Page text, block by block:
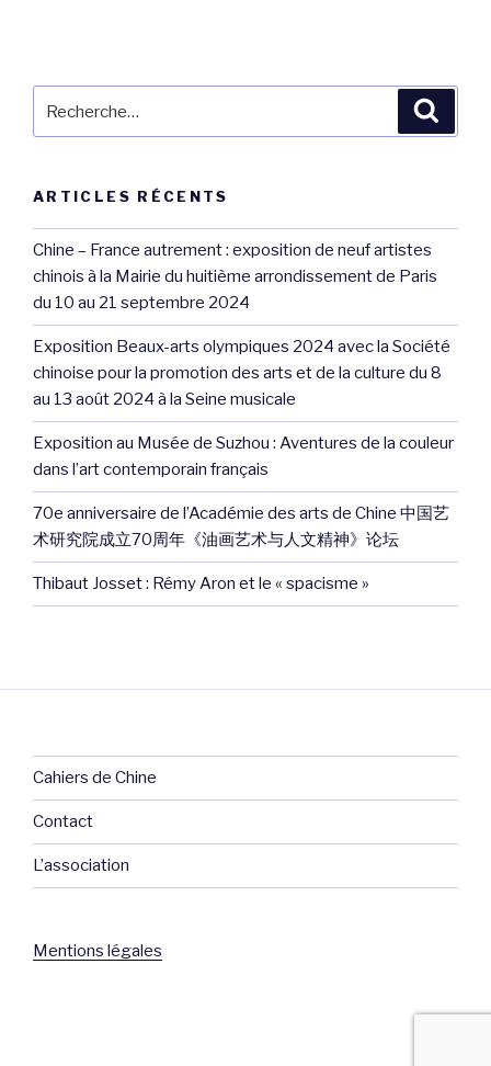
pour
ARTICLES RÉCENTS
Chine – France autrement : exposition de neuf artistes
chinois à la Mairie du huitième arrondissement de Paris
du 10 au 21 septembre 2024
Exposition Beaux-arts olympiques 2024 avec la Société
chinoise pour la promotion des arts et de la culture du 8
au 13 août 2024 à la Seine musicale
Exposition au Musée de Suzhou : Aventures de la couleur
dans l’art contemporain français
70e anniversaire de l’Académie des arts de Chine 中国艺
术研究院成立70周年《油画艺术与人文精神》论坛
Thibaut Josset : Rémy Aron et le « spacisme »
Cahiers de Chine
Contact
L’association
Mentions légales